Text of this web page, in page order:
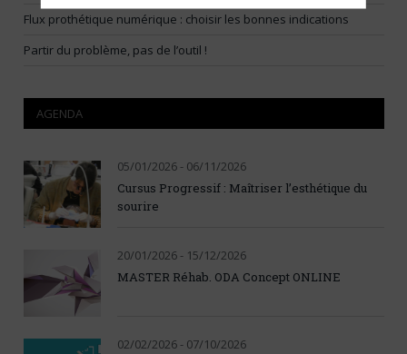
Flux prothétique numérique : choisir les bonnes indications
Partir du problème, pas de l’outil !
AGENDA
05/01/2026 - 06/11/2026
Cursus Progressif : Maîtriser l’esthétique du
sourire
20/01/2026 - 15/12/2026
MASTER Réhab. ODA Concept ONLINE
02/02/2026 - 07/10/2026